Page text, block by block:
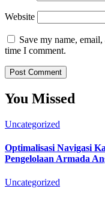
Website
Save my name,
time I comment.
You Missed
Uncategorized
Optimalisasi Navigasi
Pengelolaan Armada
Uncategorized